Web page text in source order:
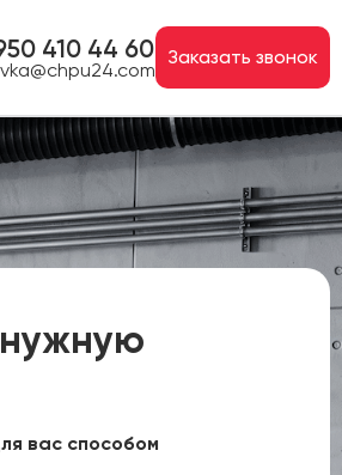
410 44 60 Заказать звонок
вас способом